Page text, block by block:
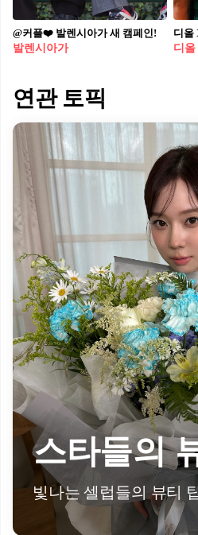
@커플❤️ 발렌시아가 새 캠페인!
발렌시아가
디올
디올
연관 토픽
스타들의
빛나는 셀럽들의 뷰티